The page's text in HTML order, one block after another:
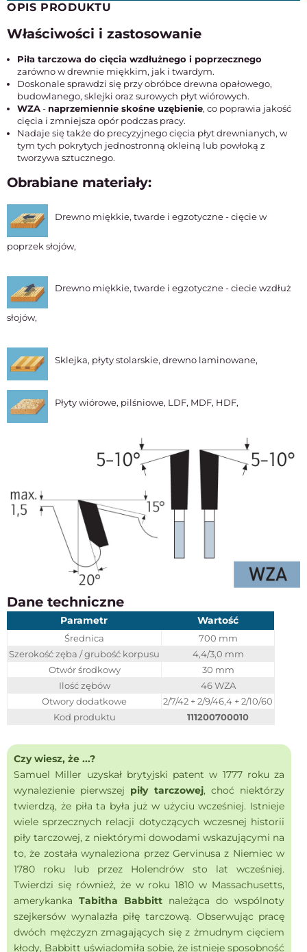
OPIS PRODUKTU
Właściwości i zastosowanie
Piła tarczowa do cięcia wzdłużnego i poprzecznego
zarówno w drewnie miękkim, jak i twardym.
Doskonale sprawdzi się przy obróbce drewna opałowego,
budowlanego, sklejki oraz surowych płyt wiórowych.
WZA- naprzemiennie skośne uzębienie, co poprawia jakość
cięcia i zmniejsza opór podczas pracy.
Nadaje się także do precyzyjnego cięcia płyt drewnianych, w
tym tych pokrytych jednostronną okleiną lub powłoką z
tworzywa sztucznego.
Obrabiane materiały:
Drewno miękkie, twarde i egzotyczne - cięcie w
poprzek słojów,
Drewno miękkie, twarde i egzotyczne - ciecie wzdłuż
słojów,
Sklejka, płyty stolarskie, drewno laminowane,
Płyty wiórowe, pilśniowe, LDF, MDF, HDF,
Dane techniczne
Parametr Wartość
Średnica
700 mm
Szerokość zęba / grubość korpusu
4,4/3,0 mm
Otwór środkowy
30 mm
Ilość zębów
46 WZA
Otwory dodatkowe
2/7/42 + 2/9/46,4 + 2/10/60
Kod produktu
111200700010
Czy wiesz, że ...?
Samuel Miller uzyskał brytyjski patent w 1777 roku za
wynalezienie pierwszej piły tarczowej, choć niektórzy
twierdzą, że piła ta była już w użyciu wcześniej. Istnieje
wiele sprzecznych relacji dotyczących wczesnej historii
piły tarczowej, z niektórymi dowodami wskazującymi na
to, że została wynaleziona przez Gervinusa z Niemiec w
1780 roku lub przez Holendrów sto lat wcześniej.
Twierdzi się również, że w roku 1810 w Massachusetts,
amerykankaTabitha Babbitt należąca do wspólnoty
szejkersów wynalazła piłę tarczową. Obserwując pracę
dwóch mężczyzn zmagających się z żmudnym cięciem
kłody, Babbitt uświadomiła sobie, że istnieje sposobność